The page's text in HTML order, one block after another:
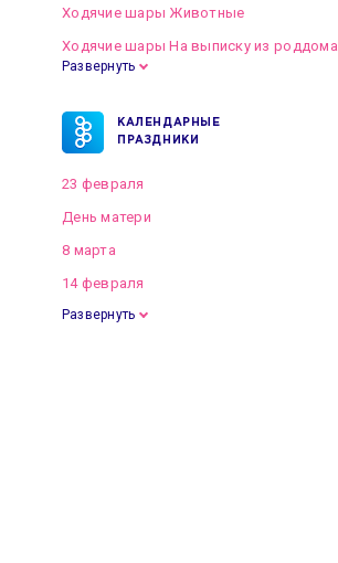
Ходячие шары Животные
Ходячие шары На выписку из роддома
Развернуть
КАЛЕНДАРНЫЕ
ПРАЗДНИКИ
23 февраля
День матери
8 марта
14 февраля
Развернуть